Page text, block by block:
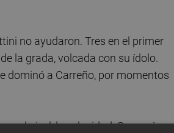
no ayudaron. Tres en el primer
la grada, volcada con su ídolo.
dominó a Carreño, por momentos
el nivel, la velocidad. Se ganó